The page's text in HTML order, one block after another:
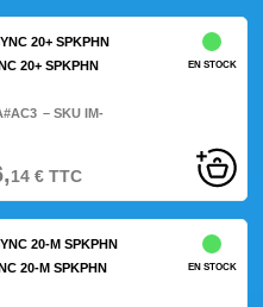
20+ SPKPHN
20+ SPKPHN
– SKU IM-
EN STOCK
14€TTC
20-M SPKPHN
20-M SPKPHN
EN STOCK